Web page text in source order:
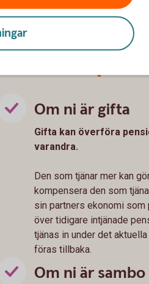
Så kan du
Om ni är gifta
Gifta kan överföra
varandra.
Den som tjänar mer kan
kompensera den som
sin partners ekonomi som
över tidigare intjänade
tjänas in under det
föras tillbaka.
Om ni är sambo